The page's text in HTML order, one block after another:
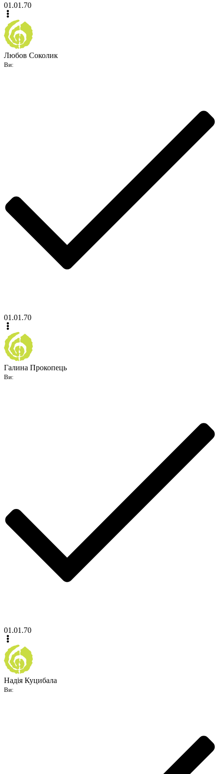
01.01.70
Любов Соколик
Ви:
01.01.70
Галина Прокопець
Ви:
01.01.70
Надія Куцибала
Ви: